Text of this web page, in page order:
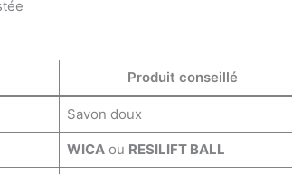
Produit conseillé
Savon doux
WICAou RESILIFT BALL